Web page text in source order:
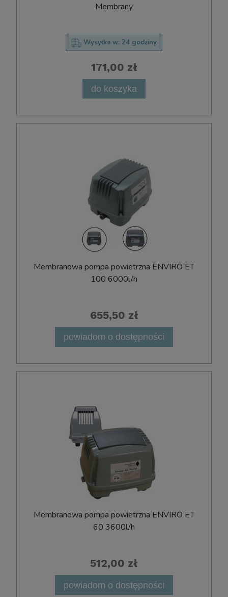
Membrany
Wysyłka w: 24 godziny
171,00 zł
do koszyka
Membranowa pompa powietrzna ENVIRO ET
100 6000l/h
655,50 zł
powiadom o dostępności
Membranowa pompa powietrzna ENVIRO ET
60 3600l/h
512,00 zł
powiadom o dostępności